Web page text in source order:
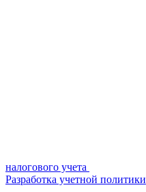
налогового учета
Разработка учетной политики